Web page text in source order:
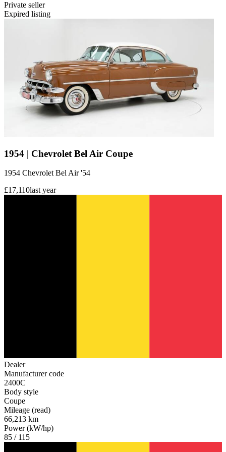
Private seller
Expired listing
1954 | Chevrolet Bel Air Coupe
1954 Chevrolet Bel Air '54
£17,110last year
Dealer
Manufacturer code
2400C
Body style
Coupe
Mileage (read)
66,213 km
Power (kW/hp)
85 / 115